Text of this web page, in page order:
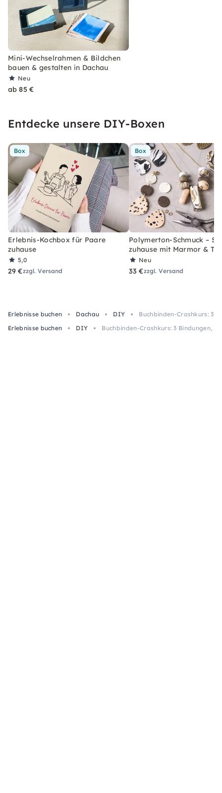
Mini-Wechselrahmen & Bildchen
bauen & gestalten in Dachau
Neu
ab 85 €
Entdecke unsere DIY-Boxen
Box
Erlebnis-Kochbox für Paare
zuhause
5,0
29 €zzgl. Versand
Box
Polymerton-Schmuck –
zuhause mit Marmor &
Neu
33 €zzgl. Versand
Erlebnisse buchen Dachau DIY
Buchbinden-Crashkurs: 3
Erlebnisse buchen
DIY Buchbinden-Crashkurs: 3 Bindungen,